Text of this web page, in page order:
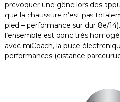
provoquer une gêne lors des
que la chaussure n’est pas
pied – performance sur dur 8e/
l’ensemble est donc très
avec miCoach, la puce
performances (distance